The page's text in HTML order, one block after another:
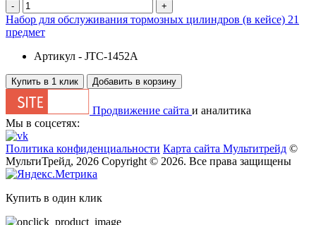
- +
Набор для обслуживания тормозных цилиндров (в кейсе) 21
предмет
Артикул - JTC-1452A
Купить в 1 клик Добавить в корзину
Продвижение сайта и аналитика
Мы в соцсетях:
Политика конфиденциальности Карта сайта Мультитрейд ©
МультиТрейд, 2026 Copyright © 2026. Все права защищены
Купить в один клик